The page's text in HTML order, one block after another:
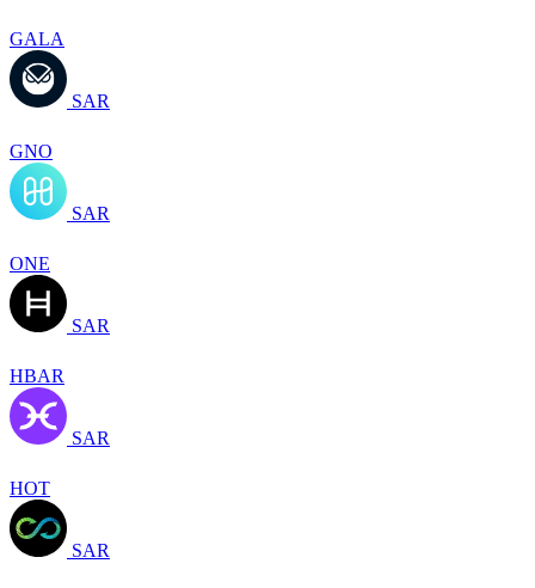
GALA
SAR
GNO
SAR
ONE
SAR
HBAR
SAR
HOT
SAR